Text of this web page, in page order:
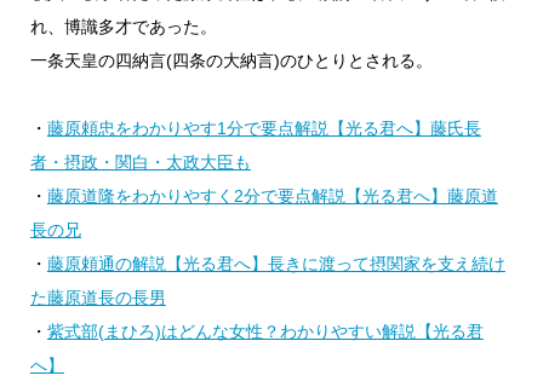
れ、博識多才であった。
一条天皇の四納言(四条の大納言)のひとりとされる。
・ 藤原頼忠をわかりやす1分で要点解説【光る君へ】藤氏長
者・摂政・関白・太政大臣も
・ 藤原道隆をわかりやすく2分で要点解説【光る君へ】藤原道
長の兄
・ 藤原頼通の解説【光る君へ】長きに渡って摂関家を支え続け
た藤原道長の長男
・ 紫式部(まひろ)はどんな女性？わかりやすい解説【光る君
へ】